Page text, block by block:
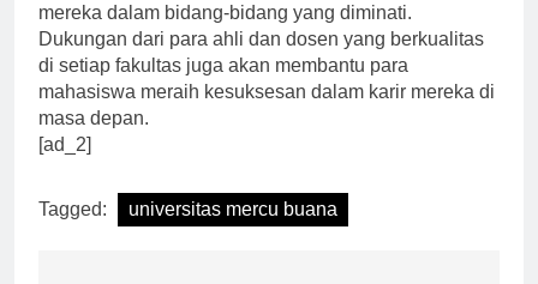
mereka dalam bidang-bidang yang diminati.
Dukungan dari para ahli dan dosen yang berkualitas
di setiap fakultas juga akan membantu para
mahasiswa meraih kesuksesan dalam karir mereka di
masa depan.
[ad_2]
Tagged: universitas mercu buana